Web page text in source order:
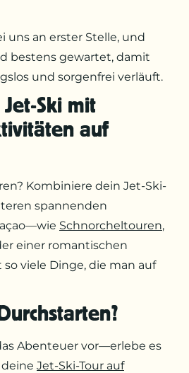
uns an erster Stelle, und
bestens gewartet, damit
und sorgenfrei verläuft.
Ski mit
auf
Kombiniere dein Jet-Ski-
spannenden
Schnorcheltouren,
einer romantischen
so viele Dinge, die man auf
Abenteuer vor—erlebe es
Jet-Ski-Tour auf